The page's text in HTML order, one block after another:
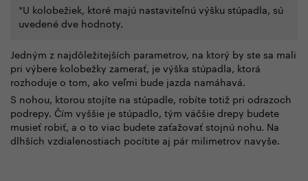
*U kolobežiek, ktoré majú nastaviteľnú výšku stúpadla, sú
uvedené dve hodnoty.
Jedným z najdôležitejších parametrov, na ktorý by ste sa mali
pri výbere kolobežky zamerať, je výška stúpadla, ktorá
rozhoduje o tom, ako veľmi bude jazda namáhavá.
S nohou, ktorou stojíte na stúpadle, robíte totiž pri odrazoch
podrepy. Čím vyššie je stúpadlo, tým väčšie drepy budete
musieť robiť, a o to viac budete zaťažovať stojnú nohu. Na
dlhších vzdialenostiach pocítite aj pár milimetrov navyše.